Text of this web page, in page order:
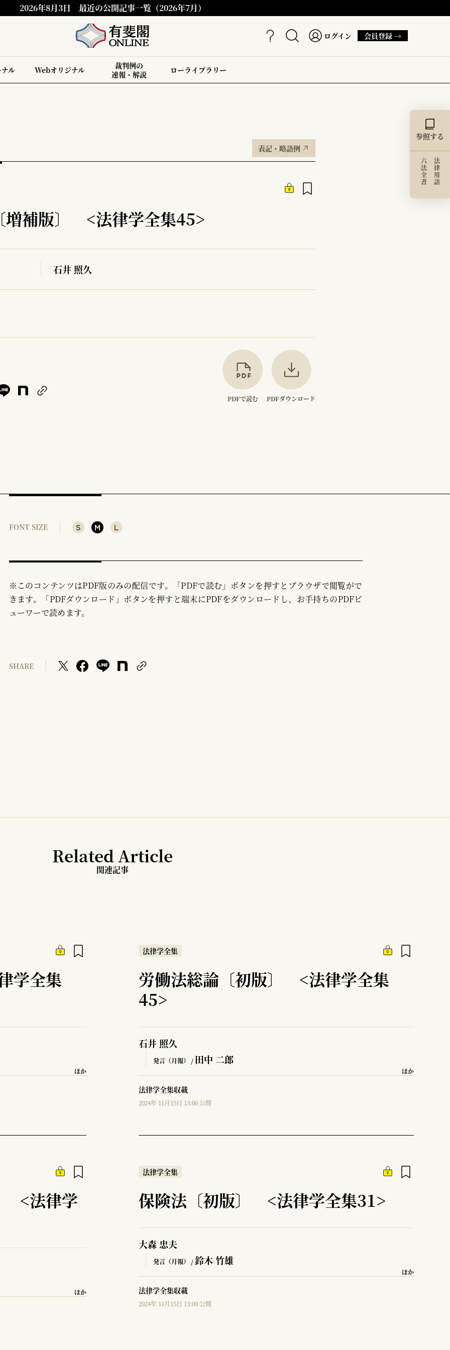
2026年8月3日 最近の公開記事一覧（2026年7月）
ログイン 会員登録 →
ル Webオリジナル
裁判例の
速報・解説
ローライブラリー
表記・略語例
増補版〕 <法律学全集45>
石井 照久
PDFで読む PDFダウンロード
参照する
法律用語
六法全書
FONT SIZE S M L
※このコンテンツはPDF版のみの配信です。「PDFで読む」ボタンを押すとブラウザで閲覧がで
きます。「PDFダウンロード」ボタンを押すと端末にPDFをダウンロードし、お手持ちのPDFビ
ューワーで読めます。
SHARE
Related Article
関連記事
学全集
ほか
法律学全集
労働法総論〔初版〕 <法律学全集
45>
石井 照久
発言（月報） / 田中 二郎
ほか
法律学全集収載
2024年 11月15日 13:00 公開
<法律学
ほか
法律学全集
保険法〔初版〕 <法律学全集31>
大森 忠夫
発言（月報） /鈴木 竹雄
ほか
法律学全集収載
2024年 11月15日 13:00 公開